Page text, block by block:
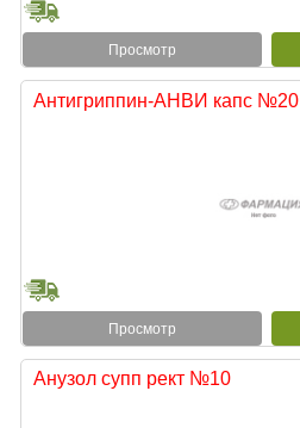
Просмотр
Антигриппин-АНВИ капс №20
Просмотр
Анузол супп рект №10